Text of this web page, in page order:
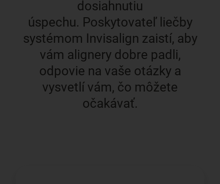
dosiahnutiu
úspechu. Poskytovateľ liečby
systémom Invisalign zaistí, aby
vám alignery dobre padli,
odpovie na vaše otázky a
vysvetlí vám, čo môžete
očakávať.